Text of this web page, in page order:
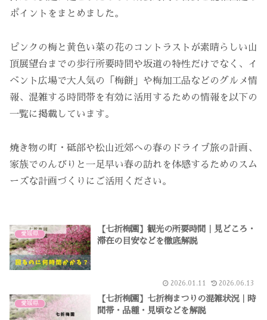
ポイントをまとめました。
ピンクの梅と黄色い菜の花のコントラストが素晴らしい山
頂展望台までの歩行所要時間や坂道の特性だけでなく、イ
ベント広場で大人気の「梅餅」や梅加工品などのグルメ情
報、混雑する時間帯を有効に活用するための情報を以下の
一覧に掲載しています。
焼き物の町・砥部や松山近郊への春のドライブ旅の計画、
家族でのんびりと一足早い春の訪れを体感するためのスム
ーズな計画づくりにご活用ください。
愛媛県
【七折梅園】観光の所要時間｜見どころ・
滞在の目安などを徹底解説
2026.01.11 2026.06.13
愛媛県
【七折梅園】七折梅まつりの混雑状況｜時
間帯・品種・見頃などを解説